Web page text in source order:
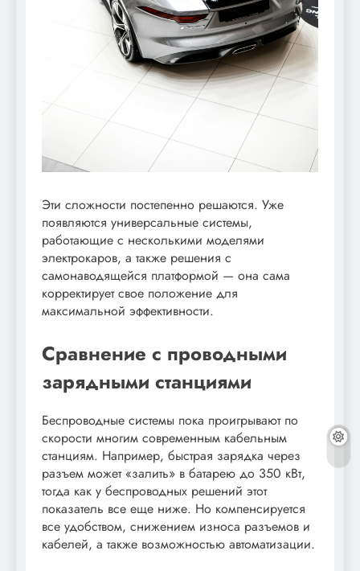
Эти сложности постепенно решаются. Уже
появляются универсальные системы,
работающие с несколькими моделями
электрокаров, а также решения с
самонаводящейся платформой — она сама
корректирует свое положение для
максимальной эффективности.
Сравнение с проводными
зарядными станциями
Беспроводные системы пока проигрывают по
скорости многим современным кабельным
станциям. Например, быстрая зарядка через
разъем может «залить» в батарею до 350 кВт,
тогда как у беспроводных решений этот
показатель все еще ниже. Но компенсируется
все удобством, снижением износа разъемов и
кабелей, а также возможностью автоматизации.